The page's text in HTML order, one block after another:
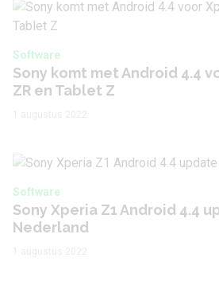
Software
Sony komt met Android 4.4
ZR en Tablet Z
Software
Sony Xperia Z1 Android 4.4
Nederland